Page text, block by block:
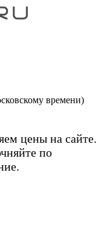
времени)
цены на сайте.
по